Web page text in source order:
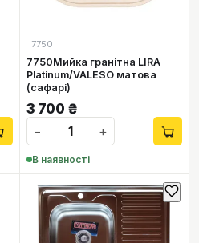
7750
7750Мийка гранітна LIRA
Platinum/VALESO матова
(сафарі)
3 700 ₴
−
+
В наявності